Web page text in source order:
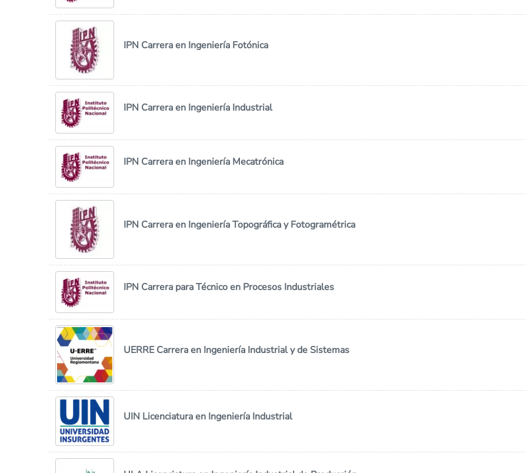
IPN Carrera en Ingeniería Fotónica
IPN Carrera en Ingeniería Industrial
IPN Carrera en Ingeniería Mecatrónica
IPN Carrera en Ingeniería Topográfica y Fotogramétrica
IPN Carrera para Técnico en Procesos Industriales
UERRE Carrera en Ingeniería Industrial y de Sistemas
UIN Licenciatura en Ingeniería Industrial